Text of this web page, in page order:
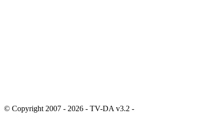
© Copyright 2007 - 2026 - TV-DA v3.2 -